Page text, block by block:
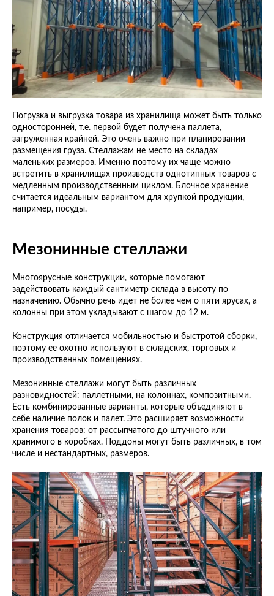
Погрузка и выгрузка товара из хранилища может быть только
односторонней, т.е. первой будет получена паллета,
загруженная крайней. Это очень важно при планировании
размещения груза. Стеллажам не место на складах
маленьких размеров. Именно поэтому их чаще можно
встретить в хранилищах производств однотипных товаров с
медленным производственным циклом. Блочное хранение
считается идеальным вариантом для хрупкой продукции,
например, посуды.
Мезонинные стеллажи
Многоярусные конструкции, которые помогают
задействовать каждый сантиметр склада в высоту по
назначению. Обычно речь идет не более чем о пяти ярусах, а
колонны при этом укладывают с шагом до 12 м.
Конструкция отличается мобильностью и быстротой сборки,
поэтому ее охотно используют в складских, торговых и
производственных помещениях.
Мезонинные стеллажи могут быть различных
разновидностей: паллетными, на колоннах, композитными.
Есть комбинированные варианты, которые объединяют в
себе наличие полок и палет. Это расширяет возможности
хранения товаров: от рассыпчатого до штучного или
хранимого в коробках. Поддоны могут быть различных, в том
числе и нестандартных, размеров.